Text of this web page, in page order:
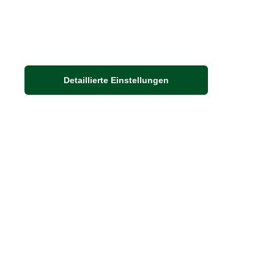
Detaillierte Einstellungen
Adresse